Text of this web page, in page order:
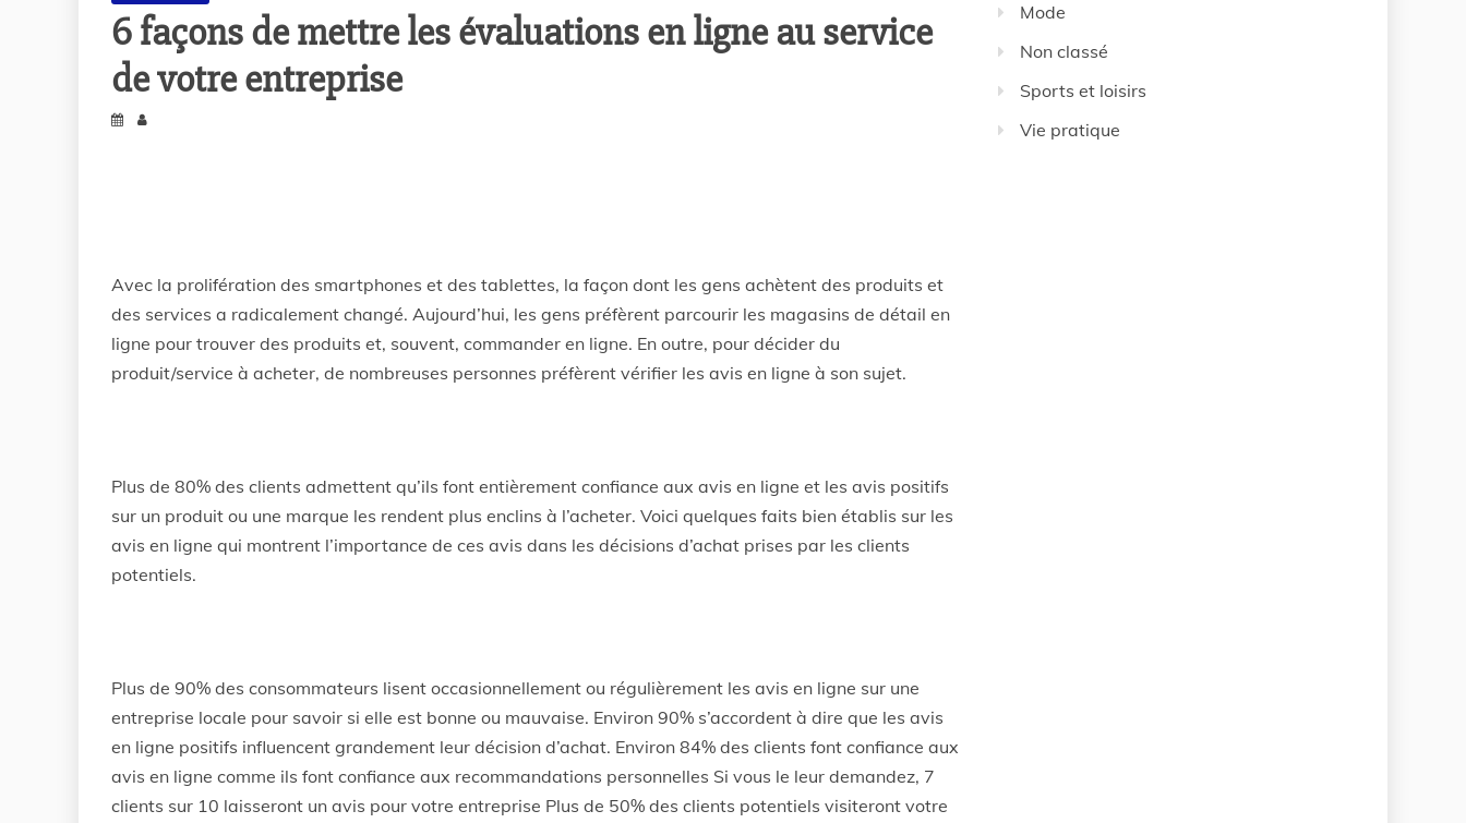
6 façons de mettre les évaluations en ligne au service
de votre entreprise
Avec la prolifération des smartphones et des tablettes, la façon dont les gens achètent des produits et
des services a radicalement changé. Aujourd’hui, les gens préfèrent parcourir les magasins de détail en
ligne pour trouver des produits et, souvent, commander en ligne. En outre, pour décider du
produit/service à acheter, de nombreuses personnes préfèrent vérifier les avis en ligne à son sujet.
Plus de 80% des clients admettent qu’ils font entièrement confiance aux avis en ligne et les avis positifs
sur un produit ou une marque les rendent plus enclins à l’acheter. Voici quelques faits bien établis sur les
avis en ligne qui montrent l’importance de ces avis dans les décisions d’achat prises par les clients
potentiels.
Plus de 90% des consommateurs lisent occasionnellement ou régulièrement les avis en ligne sur une
entreprise locale pour savoir si elle est bonne ou mauvaise. Environ 90% s’accordent à dire que les avis
en ligne positifs influencent grandement leur décision d’achat. Environ 84% des clients font confiance aux
avis en ligne comme ils font confiance aux recommandations personnelles Si vous le leur demandez, 7
clients sur 10 laisseront un avis pour votre entreprise Plus de 50% des clients potentiels visiteront votre
Mode
Non classé
Sports et loisirs
Vie pratique